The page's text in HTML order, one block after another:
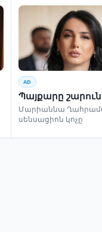
AD
Պայքարը
Մարիաննա
սենսացիոն կոչը